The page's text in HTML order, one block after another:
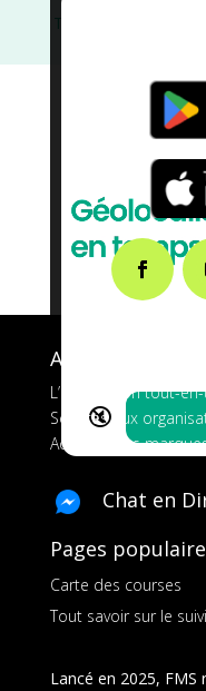
🔇
Trail
A propos de FMS
L’application tout-
Services aux
Ads pour les
Chat en
Pages
Carte des courses
Tout savoir sur le
Lancé en 2025,